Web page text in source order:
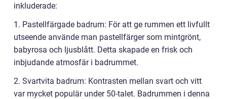
inkluderade:
1. Pastellfärgade badrum: För att ge rummen ett livfullt
utseende använde man pastellfärger som mintgrönt,
babyrosa och ljusblått. Detta skapade en frisk och
inbjudande atmosfär i badrummet.
2. Svartvita badrum: Kontrasten mellan svart och vitt
var mycket populär under 50-talet. Badrummen i denna